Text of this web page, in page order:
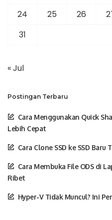
24
25 26
31
« Jul
Postingan Terbaru
Cara Menggunakan Quick
Lebih Cepat
Cara Clone SSD ke SSD
Cara Membuka File ODS di
Ribet
Hyper-V Tidak Muncul? Ini